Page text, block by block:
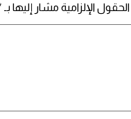
الحقول الإلزامية مشار إليها بـ